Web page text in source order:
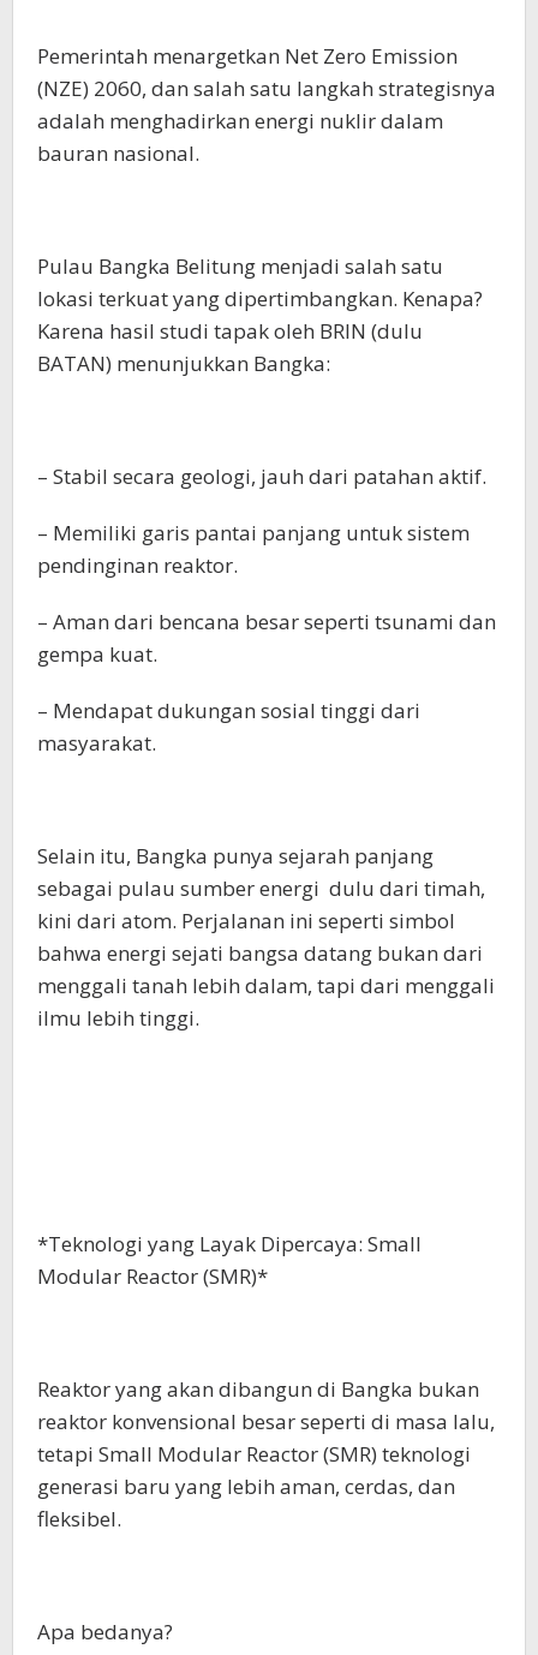
Pemerintah menargetkan Net Zero Emission
(NZE) 2060, dan salah satu langkah strategisnya
adalah menghadirkan energi nuklir dalam
bauran nasional.
Pulau Bangka Belitung menjadi salah satu
lokasi terkuat yang dipertimbangkan. Kenapa?
Karena hasil studi tapak oleh BRIN (dulu
BATAN) menunjukkan Bangka:
– Stabil secara geologi, jauh dari patahan aktif.
– Memiliki garis pantai panjang untuk sistem
pendinginan reaktor.
– Aman dari bencana besar seperti tsunami dan
gempa kuat.
– Mendapat dukungan sosial tinggi dari
masyarakat.
Selain itu, Bangka punya sejarah panjang
sebagai pulau sumber energi dulu dari timah,
kini dari atom. Perjalanan ini seperti simbol
bahwa energi sejati bangsa datang bukan dari
menggali tanah lebih dalam, tapi dari menggali
ilmu lebih tinggi.
*Teknologi yang Layak Dipercaya: Small
Modular Reactor (SMR)*
Reaktor yang akan dibangun di Bangka bukan
reaktor konvensional besar seperti di masa lalu,
tetapi Small Modular Reactor (SMR) teknologi
generasi baru yang lebih aman, cerdas, dan
fleksibel.
Apa bedanya?